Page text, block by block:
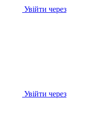
Увійти через
Увійти через